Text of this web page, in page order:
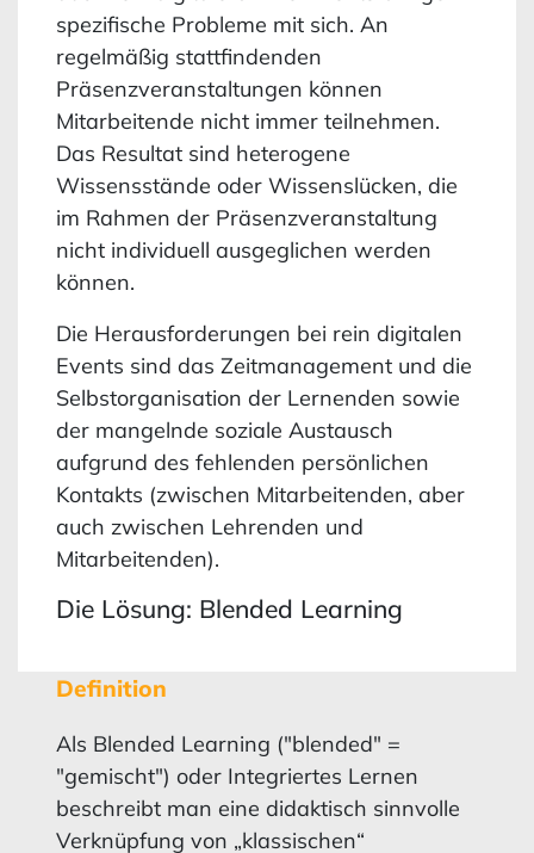
spezifische Probleme mit sich. An
regelmäßig stattfindenden
Präsenzveranstaltungen können
Mitarbeitende nicht immer teilnehmen.
Das Resultat sind heterogene
Wissensstände oder Wissenslücken, die
im Rahmen der Präsenzveranstaltung
nicht individuell ausgeglichen werden
können.
Die Herausforderungen bei rein digitalen
Events sind das Zeitmanagement und die
Selbstorganisation der Lernenden sowie
der mangelnde soziale Austausch
aufgrund des fehlenden persönlichen
Kontakts (zwischen Mitarbeitenden, aber
auch zwischen Lehrenden und
Mitarbeitenden).
Die Lösung: Blended Learning
Definition
Als Blended Learning ("blended" =
"gemischt") oder Integriertes Lernen
beschreibt man eine didaktisch sinnvolle
Verknüpfung von „klassischen“